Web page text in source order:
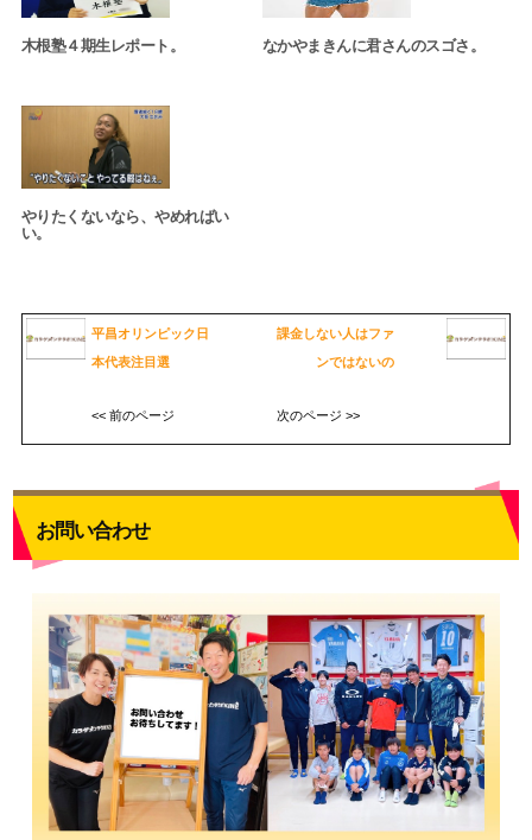
木根塾４期生レポート。 なかやまきんに君さんのスゴさ。
やりたくないなら、やめればい
い。
平昌オリンピック日
本代表注目選
<< 前のページ
課金しない人はファ
ンではないの
次のページ >>
お問い合わせ